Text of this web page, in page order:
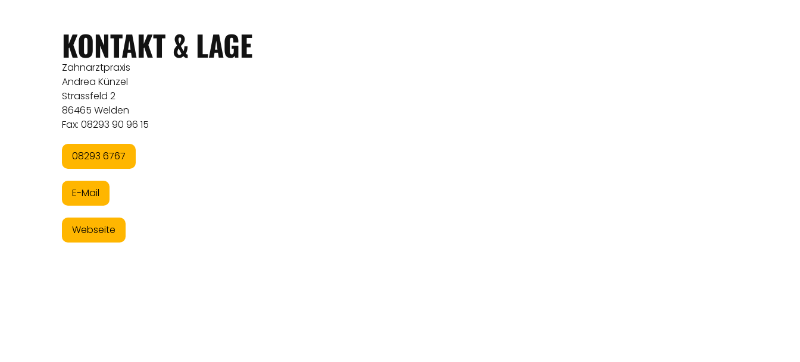
KONTAKT & LAGE
Zahnarztpraxis
Andrea Künzel
Strassfeld 2
86465 Welden
Fax: 08293 90 96 15
08293 6767
E-Mail
Webseite